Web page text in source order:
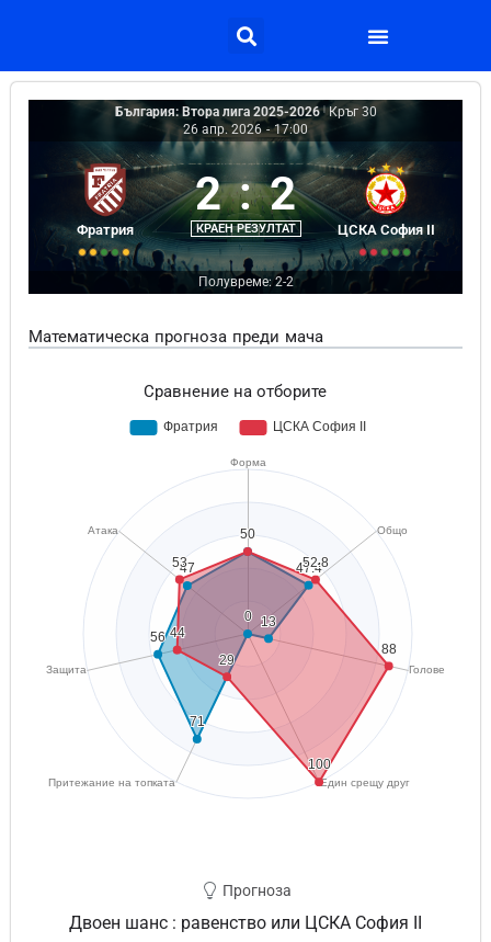
България: Втора лига 2025-2026 | Кръг 30
26 апр. 2026 - 17:00
Фратрия
2 : 2
КРАЕН РЕЗУЛТАТ ЦСКА София II
Полувреме: 2-2
Математическа прогноза преди мача
Сравнение на отборите
Прогноза
Двоен шанс : равенство или ЦСКА София II